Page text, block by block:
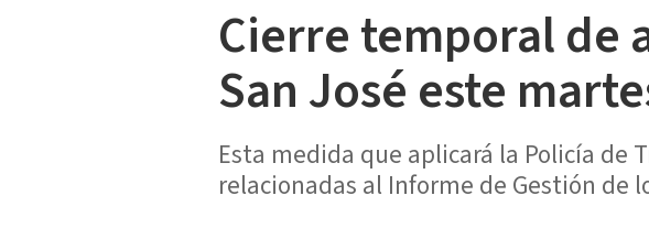
Cierre temporal de
San José este
Esta medida que aplicará la Policía de
relacionadas al Informe de Gestión de